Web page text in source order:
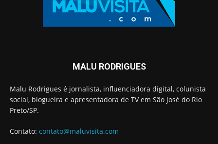
MALU RODRIGUES
Malu Rodrigues é jornalista, influenciadora digital, colunista
social, blogueira e apresentadora de TV em São José do Rio
Preto/SP.
Contato: contato@maluvisita.com